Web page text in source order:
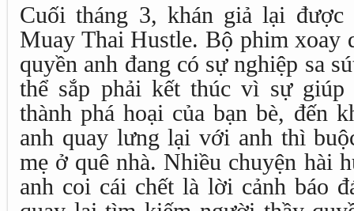
Cuối tháng 3, khán giả lại
Muay Thai Hustle. Bộ phim xoay
quyền anh đang có sự nghiệp sa
thể sắp phải kết thúc vì sự
thành phá hoại của bạn bè, đến
anh quay lưng lại với anh thì
mẹ ở quê nhà. Nhiều chuyện hài
anh coi cái chết là lời cảnh báo